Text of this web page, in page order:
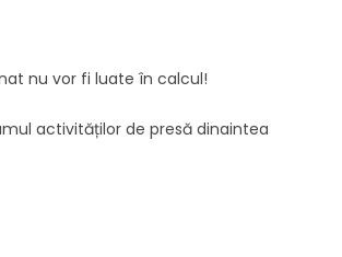
nu vor fi luate în calcul!
activităților de presă dinaintea